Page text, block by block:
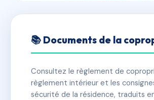
RESIDENCE JEAN
✓ Immatriculée 🏠 262 lots 🏗 1
📚 Documents de la
Consultez le règlement de
règlement intérieur et les
sécurité de la résidence, traduits